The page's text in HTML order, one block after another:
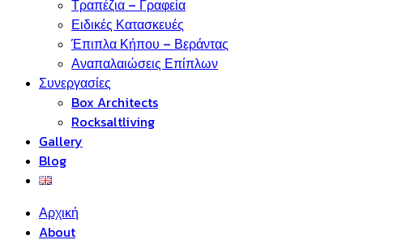
Τραπέζια – Γραφεία
Ειδικές Κατασκευές
Έπιπλα Κήπου – Βεράντας
Αναπαλαιώσεις Επίπλων
Συνεργασίες
Box Architects
Rocksaltliving
Gallery
Blog
Αρχική
About